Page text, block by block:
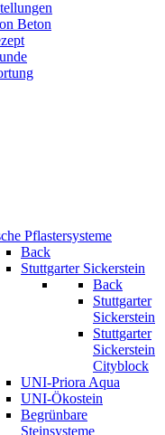
Beton
Pflastersysteme
Back
Stuttgarter Sickerstein
Back
Stuttgarter
Sickerstein
Stuttgarter
Sickerstein
Cityblock
UNI-Priora Aqua
UNI-Ökostein
Begrünbare
Steinsysteme